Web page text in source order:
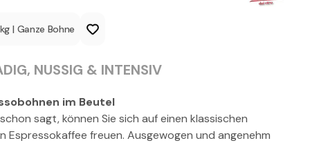
| Ganze Bohne
NUSSIG & INTENSIV
im Beutel
sagt, können Sie sich auf einen klassischen
Espressokaffee freuen. Ausgewogen und angenehm